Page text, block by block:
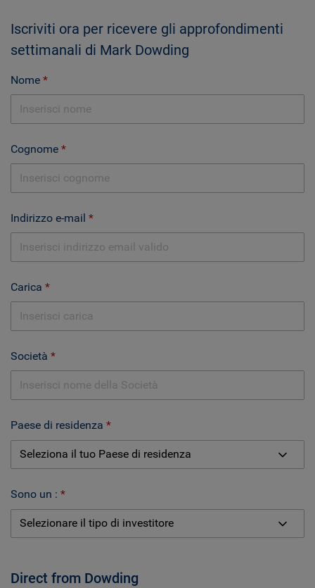
Iscriviti ora per ricevere gli approfondimenti
settimanali di Mark Dowding
Nome
Cognome
Indirizzo e-mail
Carica
Società
Paese di residenza
Sono un :
Direct from Dowding